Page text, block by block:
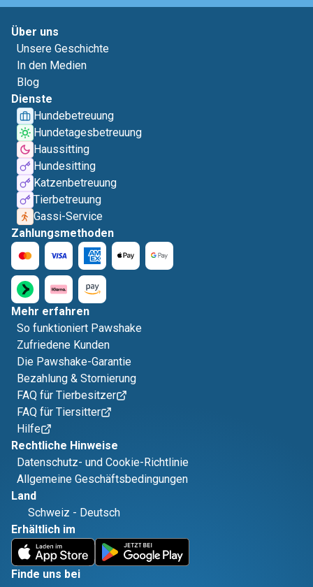
Über uns
Unsere Geschichte
In den Medien
Blog
Dienste
Hundebetreuung
Hundetagesbetreuung
Haussitting
Hundesitting
Katzenbetreuung
Tierbetreuung
Gassi-Service
Zahlungsmethoden
Mehr erfahren
So funktioniert Pawshake
Zufriedene Kunden
Die Pawshake-Garantie
Bezahlung & Stornierung
FAQ für Tierbesitzer
FAQ für Tiersitter
Hilfe
Rechtliche Hinweise
Datenschutz- und Cookie-Richtlinie
Allgemeine Geschäftsbedingungen
Land
Schweiz - Deutsch
Erhältlich im
Finde uns bei